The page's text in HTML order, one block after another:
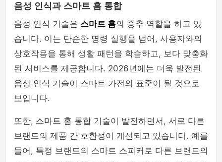
음성 인식과 스마트 홈 통합
음성 인식 기술은 스마트 홈의 중추 역할을 하고 있
습니다. 이는 단순한 명령 실행을 넘어, 사용자와의
상호작용을 통해 생활 패턴을 학습하고, 보다 맞춤화
된 서비스를 제공합니다. 2026년에는 더욱 발전된
음성 인식 기술이 스마트 가전의 표준이 될 것으로
보입니다.
또한, 스마트 홈 통합 기술이 발전하면서, 서로 다른
브랜드의 제품 간 호환성이 개선되고 있습니다. 예를
들어, 특정 브랜드의 스마트 스피커로 다른 브랜드의